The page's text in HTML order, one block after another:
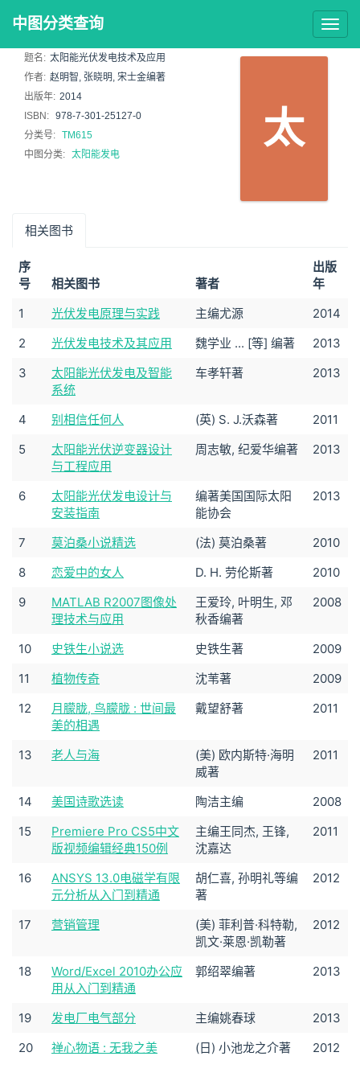
中图分类查询
太
题名: 太阳能光伏发电技术及应用
作者: 赵明智, 张晓明, 宋士金编著
出版年: 2014
ISBN: 978-7-301-25127-0
分类号: TM615
中图分类: 太阳能发电
相关图书
序
号
相关图书 著者
出版
年
1
光伏发电原理与实践 主编尤源
2014
2
光伏发电技术及其应用 魏学业 ... [等] 编著
2013
3
太阳能光伏发电及智能
系统
车孝轩著 2013
4 别相信任何人 (英) S. J.沃森著
2011
5
太阳能光伏逆变器设计
与工程应用
周志敏, 纪爱华编著 2013
6
太阳能光伏发电设计与
安装指南
编著美国国际太阳
能协会
2013
7 莫泊桑小说精选 (法) 莫泊桑著
2010
8
恋爱中的女人 D. H. 劳伦斯著
2010
9
MATLAB R2007图像处
理技术与应用
王爱玲, 叶明生, 邓
秋香编著
2008
10 史铁生小说选 史铁生著
2009
11
植物传奇 沈苇著
2009
12
月朦胧, 鸟朦胧 : 世间最
美的相遇
戴望舒著 2011
13 老人与海
(美) 欧内斯特·海明
威著
2011
14 美国诗歌选读 陶洁主编
2008
15
Premiere Pro CS5中文
版视频编辑经典150例
主编王同杰, 王锋,
沈嘉达
2011
16
ANSYS 13.0电磁学有限
元分析从入门到精通
胡仁喜, 孙明礼等编
著
2012
17 营销管理
(美) 菲利普·科特勒,
凯文·莱恩·凯勒著
2012
18
Word/Excel 2010办公应
用从入门到精通
郭绍翠编著 2013
19 发电厂电气部分 主编姚春球
2013
20
禅心物语 : 无我之美 (日) 小池龙之介著 2012